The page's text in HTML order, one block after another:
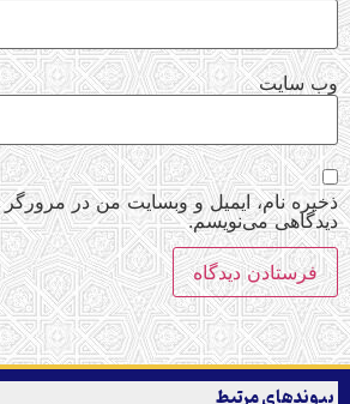
وب‌ سایت
ذخیره نام، ایمیل و وبسایت من در مرورگر
دیدگاهی می‌نویسم.